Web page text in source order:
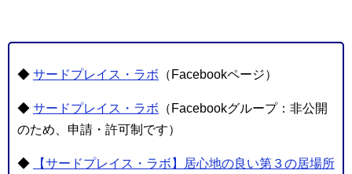
◆ サードプレイス・ラボ （Facebookページ）
◆ サードプレイス・ラボ （Facebookグループ：非公開
のため、申請・許可制です）
◆ 【サードプレイス・ラボ】居心地の良い第３の居場所